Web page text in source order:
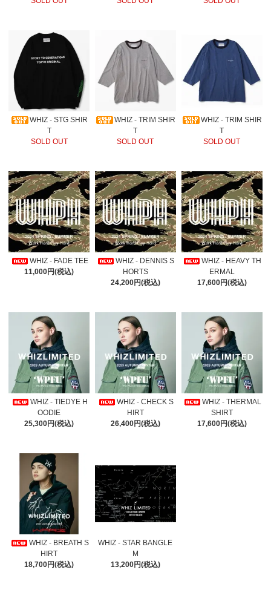
WHIZ - STG SHIR
T
SOLD OUT
WHIZ - TRIM SHIR
T
SOLD OUT
WHIZ - TRIM SHIR
T
SOLD OUT
WHIZ - FADE TEE
11,000円(税込)
WHIZ - DENNIS S
HORTS
24,200円(税込)
WHIZ - HEAVY TH
ERMAL
17,600円(税込)
WHIZ - TIEDYE H
OODIE
25,300円(税込)
WHIZ - CHECK S
HIRT
26,400円(税込)
WHIZ - THERMAL
SHIRT
17,600円(税込)
WHIZ - BREATH S
HIRT
18,700円(税込)
WHIZ - STAR BANGLE
M
13,200円(税込)